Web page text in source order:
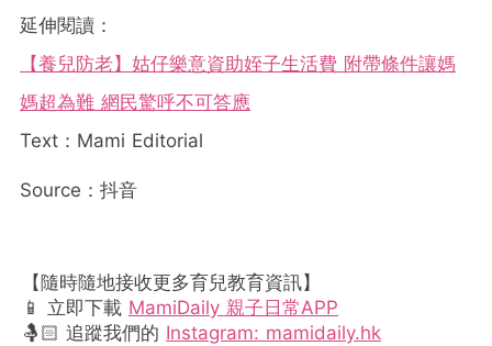
延伸閱讀：
【養兒防老】姑仔樂意資助姪子生活費 附帶條件讓媽
媽超為難 網民驚呼不可答應
Text：Mami Editorial
Source：抖音
【隨時隨地接收更多育兒教育資訊】
📱 立即下載 MamiDaily 親子日常APP
🤱🏻 追蹤我們的 Instagram: mamidaily.hk